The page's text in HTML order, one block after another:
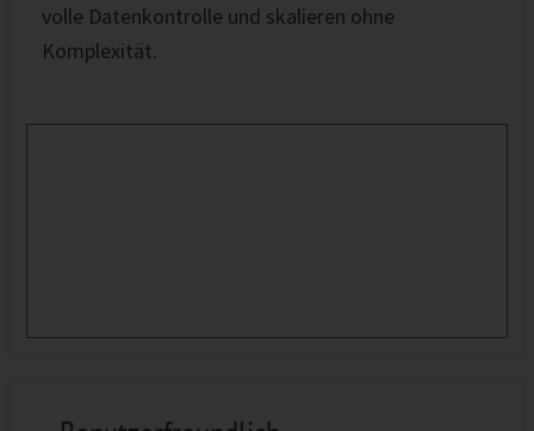
volle Datenkontrolle und skalieren ohne
Komplexität.